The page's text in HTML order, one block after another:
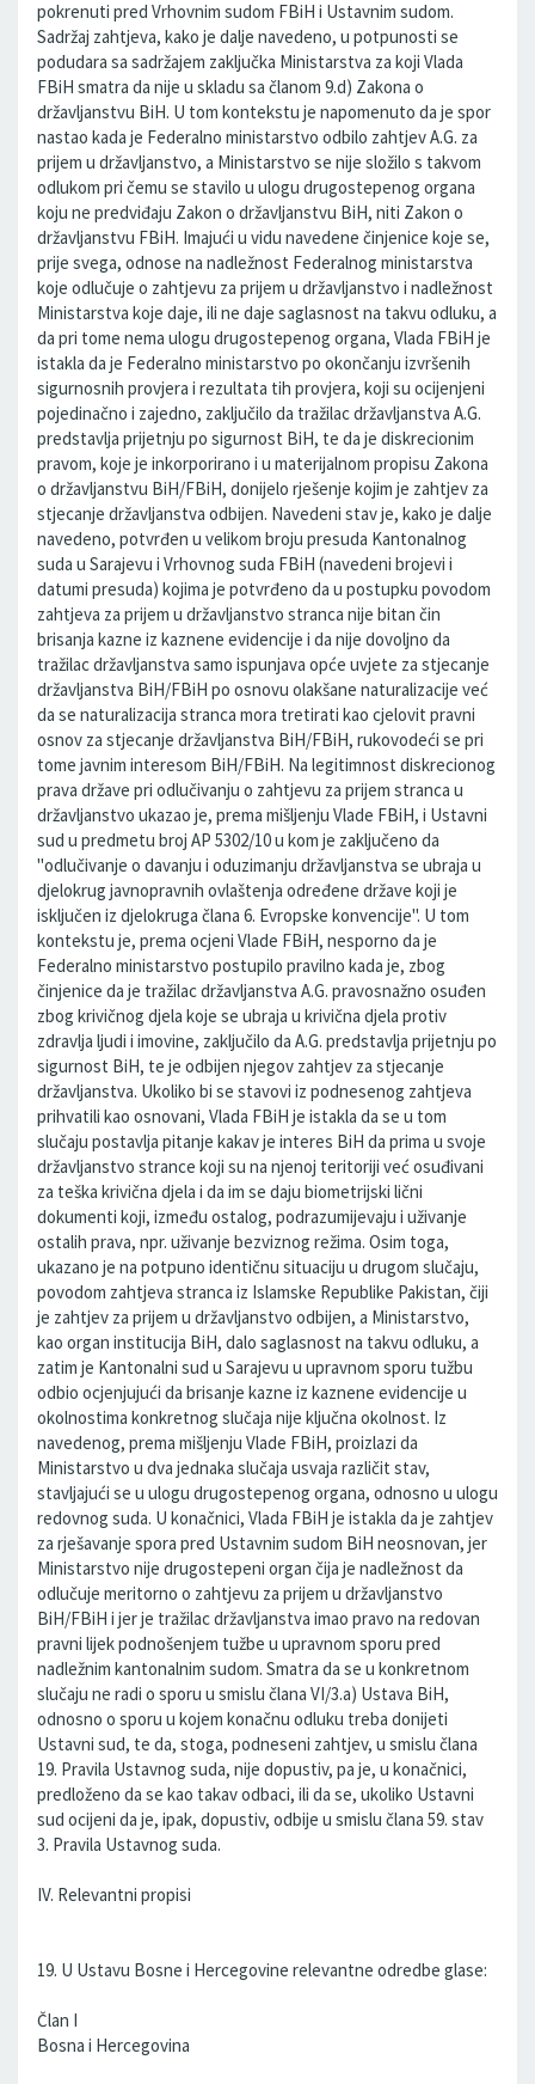
pokrenuti pred Vrhovnim sudom FBiH i Ustavnim sudom.
Sadržaj zahtjeva, kako je dalje navedeno, u potpunosti se
podudara sa sadržajem zaključka Ministarstva za koji Vlada
FBiH smatra da nije u skladu sa članom 9.d) Zakona o
državljanstvu BiH. U tom kontekstu je napomenuto da je spor
nastao kada je Federalno ministarstvo odbilo zahtjev A.G. za
prijem u državljanstvo, a Ministarstvo se nije složilo s takvom
odlukom pri čemu se stavilo u ulogu drugostepenog organa
koju ne predviđaju Zakon o državljanstvu BiH, niti Zakon o
državljanstvu FBiH. Imajući u vidu navedene činjenice koje se,
prije svega, odnose na nadležnost Federalnog ministarstva
koje odlučuje o zahtjevu za prijem u državljanstvo i nadležnost
Ministarstva koje daje, ili ne daje saglasnost na takvu odluku, a
da pri tome nema ulogu drugostepenog organa, Vlada FBiH je
istakla da je Federalno ministarstvo po okončanju izvršenih
sigurnosnih provjera i rezultata tih provjera, koji su ocijenjeni
pojedinačno i zajedno, zaključilo da tražilac državljanstva A.G.
predstavlja prijetnju po sigurnost BiH, te da je diskrecionim
pravom, koje je inkorporirano i u materijalnom propisu Zakona
o državljanstvu BiH/FBiH, donijelo rješenje kojim je zahtjev za
stjecanje državljanstva odbijen. Navedeni stav je, kako je dalje
navedeno, potvrđen u velikom broju presuda Kantonalnog
suda u Sarajevu i Vrhovnog suda FBiH (navedeni brojevi i
datumi presuda) kojima je potvrđeno da u postupku povodom
zahtjeva za prijem u državljanstvo stranca nije bitan čin
brisanja kazne iz kaznene evidencije i da nije dovoljno da
tražilac državljanstva samo ispunjava opće uvjete za stjecanje
državljanstva BiH/FBiH po osnovu olakšane naturalizacije već
da se naturalizacija stranca mora tretirati kao cjelovit pravni
osnov za stjecanje državljanstva BiH/FBiH, rukovodeći se pri
tome javnim interesom BiH/FBiH. Na legitimnost diskrecionog
prava države pri odlučivanju o zahtjevu za prijem stranca u
državljanstvo ukazao je, prema mišljenju Vlade FBiH, i Ustavni
sud u predmetu broj AP 5302/10 u kom je zaključeno da
"odlučivanje o davanju i oduzimanju državljanstva se ubraja u
djelokrug javnopravnih ovlaštenja određene države koji je
isključen iz djelokruga člana 6. Evropske konvencije". U tom
kontekstu je, prema ocjeni Vlade FBiH, nesporno da je
Federalno ministarstvo postupilo pravilno kada je, zbog
činjenice da je tražilac državljanstva A.G. pravosnažno osuđen
zbog krivičnog djela koje se ubraja u krivična djela protiv
zdravlja ljudi i imovine, zaključilo da A.G. predstavlja prijetnju po
sigurnost BiH, te je odbijen njegov zahtjev za stjecanje
državljanstva. Ukoliko bi se stavovi iz podnesenog zahtjeva
prihvatili kao osnovani, Vlada FBiH je istakla da se u tom
slučaju postavlja pitanje kakav je interes BiH da prima u svoje
državljanstvo strance koji su na njenoj teritoriji već osuđivani
za teška krivična djela i da im se daju biometrijski lični
dokumenti koji, između ostalog, podrazumijevaju i uživanje
ostalih prava, npr. uživanje bezviznog režima. Osim toga,
ukazano je na potpuno identičnu situaciju u drugom slučaju,
povodom zahtjeva stranca iz Islamske Republike Pakistan, čiji
je zahtjev za prijem u državljanstvo odbijen, a Ministarstvo,
kao organ institucija BiH, dalo saglasnost na takvu odluku, a
zatim je Kantonalni sud u Sarajevu u upravnom sporu tužbu
odbio ocjenjujući da brisanje kazne iz kaznene evidencije u
okolnostima konkretnog slučaja nije ključna okolnost. Iz
navedenog, prema mišljenju Vlade FBiH, proizlazi da
Ministarstvo u dva jednaka slučaja usvaja različit stav,
stavljajući se u ulogu drugostepenog organa, odnosno u ulogu
redovnog suda. U konačnici, Vlada FBiH je istakla da je zahtjev
za rješavanje spora pred Ustavnim sudom BiH neosnovan, jer
Ministarstvo nije drugostepeni organ čija je nadležnost da
odlučuje meritorno o zahtjevu za prijem u državljanstvo
BiH/FBiH i jer je tražilac državljanstva imao pravo na redovan
pravni lijek podnošenjem tužbe u upravnom sporu pred
nadležnim kantonalnim sudom. Smatra da se u konkretnom
slučaju ne radi o sporu u smislu člana VI/3.a) Ustava BiH,
odnosno o sporu u kojem konačnu odluku treba donijeti
Ustavni sud, te da, stoga, podneseni zahtjev, u smislu člana
19. Pravila Ustavnog suda, nije dopustiv, pa je, u konačnici,
predloženo da se kao takav odbaci, ili da se, ukoliko Ustavni
sud ocijeni da je, ipak, dopustiv, odbije u smislu člana 59. stav
3. Pravila Ustavnog suda.
IV. Relevantni propisi
19. U Ustavu Bosne i Hercegovine relevantne odredbe glase:
Član I
Bosna i Hercegovina